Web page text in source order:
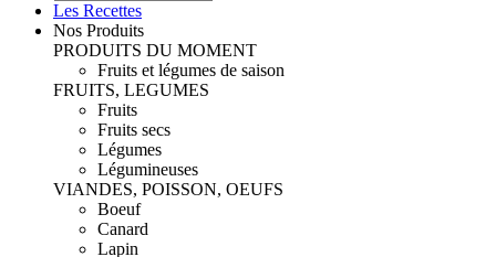
Les Recettes
Nos Produits
PRODUITS DU MOMENT
Fruits et légumes de saison
FRUITS, LEGUMES
Fruits
Fruits secs
Légumes
Légumineuses
VIANDES, POISSON, OEUFS
Boeuf
Canard
Lapin